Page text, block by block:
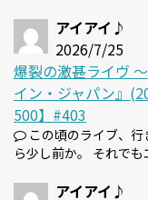
アイアイ♪
2026/7/25
爆裂の激甚ライヴ
イン・ジャパン』
500】#403
この頃のライブ、
ら少し前か。 それでも
アイアイ♪